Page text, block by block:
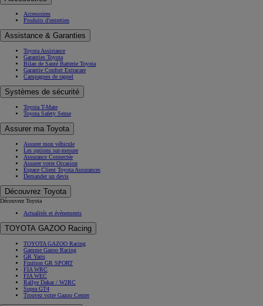
Accessoires
Produits d'entretien
Assistance & Garanties
Toyota Assistance
Garanties Toyota
Bilan de Santé Batterie Toyota
Garantie Confort Extracare
Campagnes de rappel
Systèmes de sécurité
Toyota T-Mate
Toyota Safety Sense
Assurer ma Toyota
Assurer mon véhicule
Les options sur-mesure
Assurance Connectée
Assurer votre Occasion
Espace Client Toyota Assurances
Demander un devis
Découvrez Toyota
Découvrez Toyota
Actualités et évènements
TOYOTA GAZOO Racing
TOYOTA GAZOO Racing
Gamme Gazoo Racing
GR Yaris
Finition GR SPORT
FIA WRC
FIA WEC
Rallye Dakar / W2RC
Supra GT4
Trouvez votre Gazoo Center